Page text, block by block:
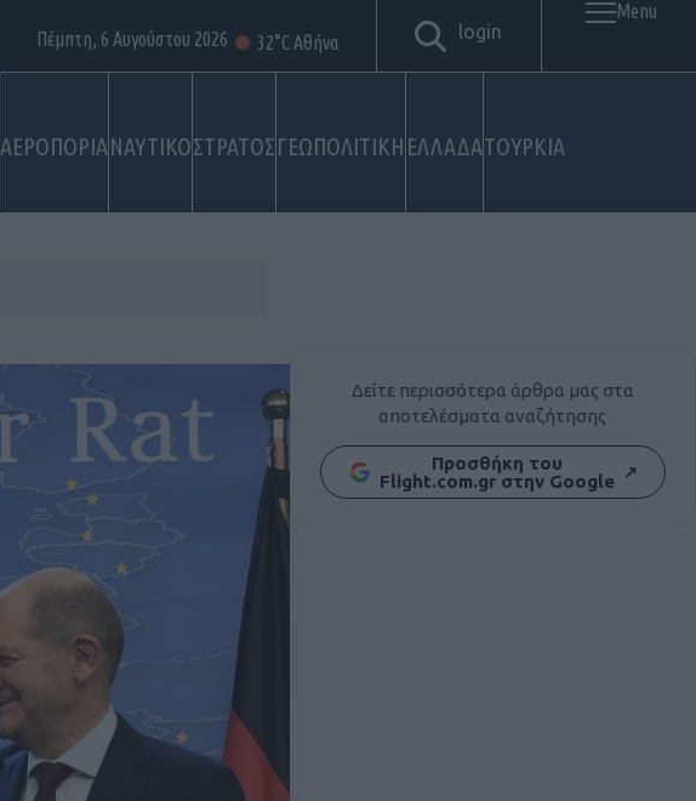
ΑΕΡΟΠΟΡΙΑΝΑΥΤΙΚΟΣΤΡΑΤΟΣΓΕΩΠΟΛΙΤΙΚΗ ΕΛΛΑΔΑΤΟΥΡΚΙΑ
Πέμπτη, 6 Αυγούστου 2026 32°C Αθήνα login
Menu
Δείτε περισσότερα άρθρα μας στα
αποτελέσματα αναζήτησης
Προσθήκη του
Flight.com.gr στην Google ↗